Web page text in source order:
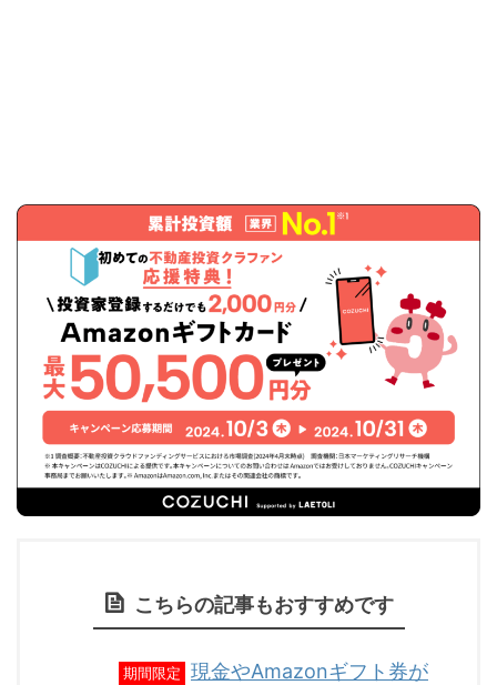
こちらの記事もおすすめです
期間限定
現金やAmazonギフト券が